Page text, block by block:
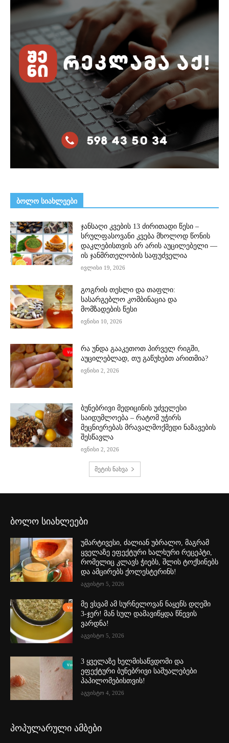
ᲑᲝᲚᲝ ᲡᲘᲐᲮᲚᲔᲔᲑᲘ
ჯანსაღი კვების 13 ძირითადი წესი –
სრულფასოვანი კვება მხოლოდ წონის
დაკლებისთვის არ არის აუცილებელი —
ის ჯანმრთელობის საფუძველია
ივლისი 19, 2026
გოგრის თესლი და თაფლი:
სასარგებლო კომბინაცია და
მომზადების წესი
ივნისი 10, 2026
რა უნდა გააკეთოთ პირველ რიგში,
აუცილებლად, თუ გაწუხებთ არითმია?
ივნისი 2, 2026
ბუნებრივი მედიცინის უძველესი
საიდუმლოება – რატომ უჭირს
მეცნიერებას მრავალმოქმედი ნაზავების
შესწავლა
ივნისი 2, 2026
მეტის ნახვა
ბოლო სიახლეები
უმარტივესი, ძალიან უბრალო, მაგრამ
ყველაზე ეფექტური ხალხური რეცეპტი,
რომელიც კლავს ჭიებს, შლის ტოქსინებს
და ამცირებს ქოლესტერინს!
აგვისტო 5, 2026
მე ვსვამ ამ სურნელოვან ნაყენს დღეში
3-ჯერ! მან სულ დამავიწყდა წნევის
ვარდნა!
აგვისტო 5, 2026
3 ყველაზე ხელმისაწვდომი და
ეფექტური ბუნებრივი საშუალებები
პაპილომებისთვის!
აგვისტო 4, 2026
პოპულარული ამბები